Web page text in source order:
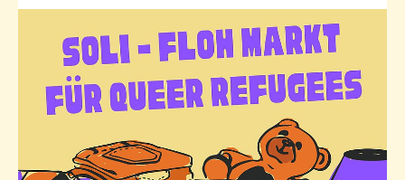
Offene Sozial- und
Behördenberatung
Big Point
Mieter helfern
Mietern
Medienzentrum
Stadtteiltheater
Küchenkonzerte